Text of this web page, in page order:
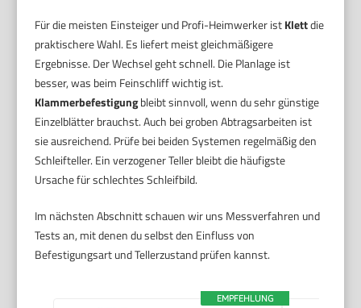
Für die meisten Einsteiger und Profi-Heimwerker istKlettdie
praktischere Wahl. Es liefert meist gleichmäßigere
Ergebnisse. Der Wechsel geht schnell. Die Planlage ist
besser, was beim Feinschliff wichtig ist.
Klammerbefestigungbleibt sinnvoll, wenn du sehr günstige
Einzelblätter brauchst. Auch bei groben Abtragsarbeiten ist
sie ausreichend. Prüfe bei beiden Systemen regelmäßig den
Schleifteller. Ein verzogener Teller bleibt die häufigste
Ursache für schlechtes Schleifbild.
Im nächsten Abschnitt schauen wir uns Messverfahren und
Tests an, mit denen du selbst den Einfluss von
Befestigungsart und Tellerzustand prüfen kannst.
EMPFEHLUNG